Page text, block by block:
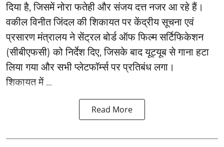
दिया है, जिसमें नोरा फतेही और संजय दत्त नजर आ रहे हैं।
वकील विनीत जिंदल की शिकायत पर केंद्रीय सूचना एवं
प्रसारण मंत्रालय ने सेंट्रल बोर्ड ऑफ फिल्म सर्टिफिकेशन
(सीबीएफसी) को निर्देश दिए, जिसके बाद यूट्यूब से गाना हटा
लिया गया और सभी प्लेटफॉर्म्स पर प्रतिबंध लगा।
शिकायत में ...
Read More